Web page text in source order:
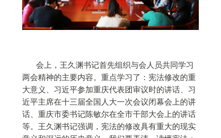
会上，王久渊书记首先组织与会人员共同学习
两会精神的主要内容。重点学习了：宪法修改的重
大意义、习近平参加重庆代表团审议时的讲话、习
近平主席在十三届全国人大一次会议闭幕会上的讲
话、重庆市委书记陈敏尔在全市干部大会上的讲话
等。王久渊书记强调，宪法的修改具有重大的现实